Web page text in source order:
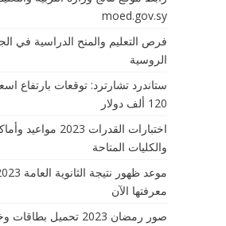
moed.gov.sy
فرص التعليم والمنح الدراسية في
الروسية
ستاندرد تشارترد: توقعات بارتفاع
120 ألف دولار
اختبارات القدرات 2023
والكليات المتاحة
معرفتها الآن
صور رمضان 2023 تحميل